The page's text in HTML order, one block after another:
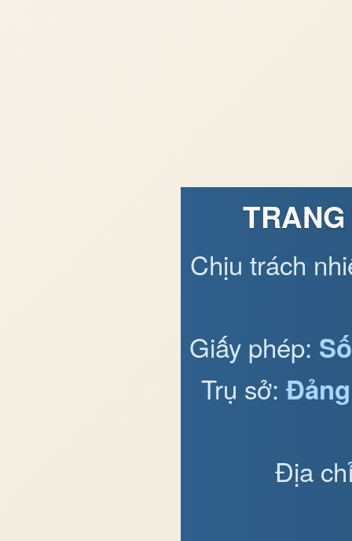
Chịu trách
Giấy phép:
Trụ sở:
Địa